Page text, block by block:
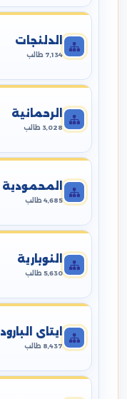
الدلنجات
7,134 طالب
الرحمانية
3,028 طالب
المحمودية
4,685 طالب
النوبارية
5,630 طالب
ايتاى البارود
8,437 طالب